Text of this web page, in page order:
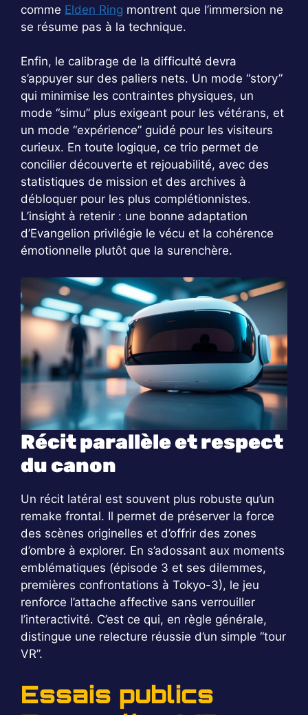
comme Elden Ring montrent que l’immersion ne
se résume pas à la technique.
Enfin, le calibrage de la difficulté devra
s’appuyer sur des paliers nets. Un mode “story”
qui minimise les contraintes physiques, un
mode “simu” plus exigeant pour les vétérans, et
un mode “expérience” guidé pour les visiteurs
curieux. En toute logique, ce trio permet de
concilier découverte et rejouabilité, avec des
statistiques de mission et des archives à
débloquer pour les plus complétionnistes.
L’insight à retenir : une bonne adaptation
d’Evangelion privilégie le vécu et la cohérence
émotionnelle plutôt que la surenchère.
Récit parallèle et respect
du canon
Un récit latéral est souvent plus robuste qu’un
remake frontal. Il permet de préserver la force
des scènes originelles et d’offrir des zones
d’ombre à explorer. En s’adossant aux moments
emblématiques (épisode 3 et ses dilemmes,
premières confrontations à Tokyo-3), le jeu
renforce l’attache affective sans verrouiller
l’interactivité. C’est ce qui, en règle générale,
distingue une relecture réussie d’un simple “tour
VR”.
Essais publics